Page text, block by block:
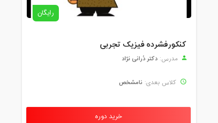
رایگان
کنکورفشرده فیزیک تجربی
مدرس: دکتر دُرانی نژاد
کلاس بعدی: نامشخص
خرید دوره